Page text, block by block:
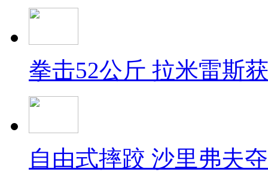
拳击52公斤 拉米雷斯
自由式摔跤 沙里弗夫